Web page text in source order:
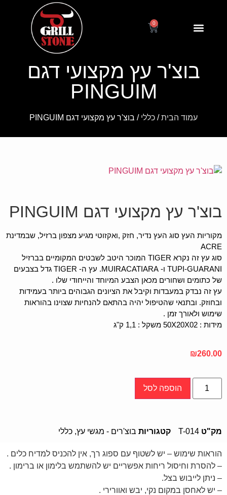
0
בוצ'ר עץ מקצועי דגם
PINGUIM
עמוד הבית/ כללי / בוצ'ר עץ מקצועי דגם PINGUIM
בוצ'ר עץ מקצועי דגם PINGUIM
מקוריות העץ סוג העץ נדיר, חזק ,ואקזוטי מגיע מצפון ברזיל, שבמדינת
ACRE
סוג עץ זה נקרא TIGER המוכר היטב לשבטים המקומיים בברזיל
TUPI-GUARANI ו- MUIRACATIARA. עץ ה- TIGER גדל בצבעים
של כתומים ושחורים מכאן הצבע המיוחד והייחודי שלו .
עץ זה נבדק במעבדות וקיבל את הציונים הגבוהים ביותר בעמידות
ובחוזק. ובתנאי שהטיפול יהיה בהתאם להנחיות שצוינו בהוראות
שימוש ולאורך זמן .
מידות : 50X20X02 משקל : 1,1 ק"ג
₪260.00
הוספה לסל
מק"ט T-014 קטגוריות בוצ'רים - מגשי עץ, כללי
הוראות שימוש – יש לשטוף עם ספוג רך, אין להכניס למדיח כלים .
– להסרת וחיסול ריחות אפשריים יש להשתמש בלימון או ברימון .
– ניתן לייבוש בצל.
– יש לאחסן במקום נקי, יבש ואוורירי .